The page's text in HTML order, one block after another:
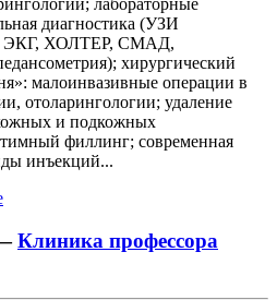
лабораторные
диагностика (УЗИ
ЭКГ, ХОЛТЕР, СМАД,
хирургический
малоинвазивные операции в
отоларингологии; удаление
и подкожных
филлинг; современная
инъекций...
Клиника профессора